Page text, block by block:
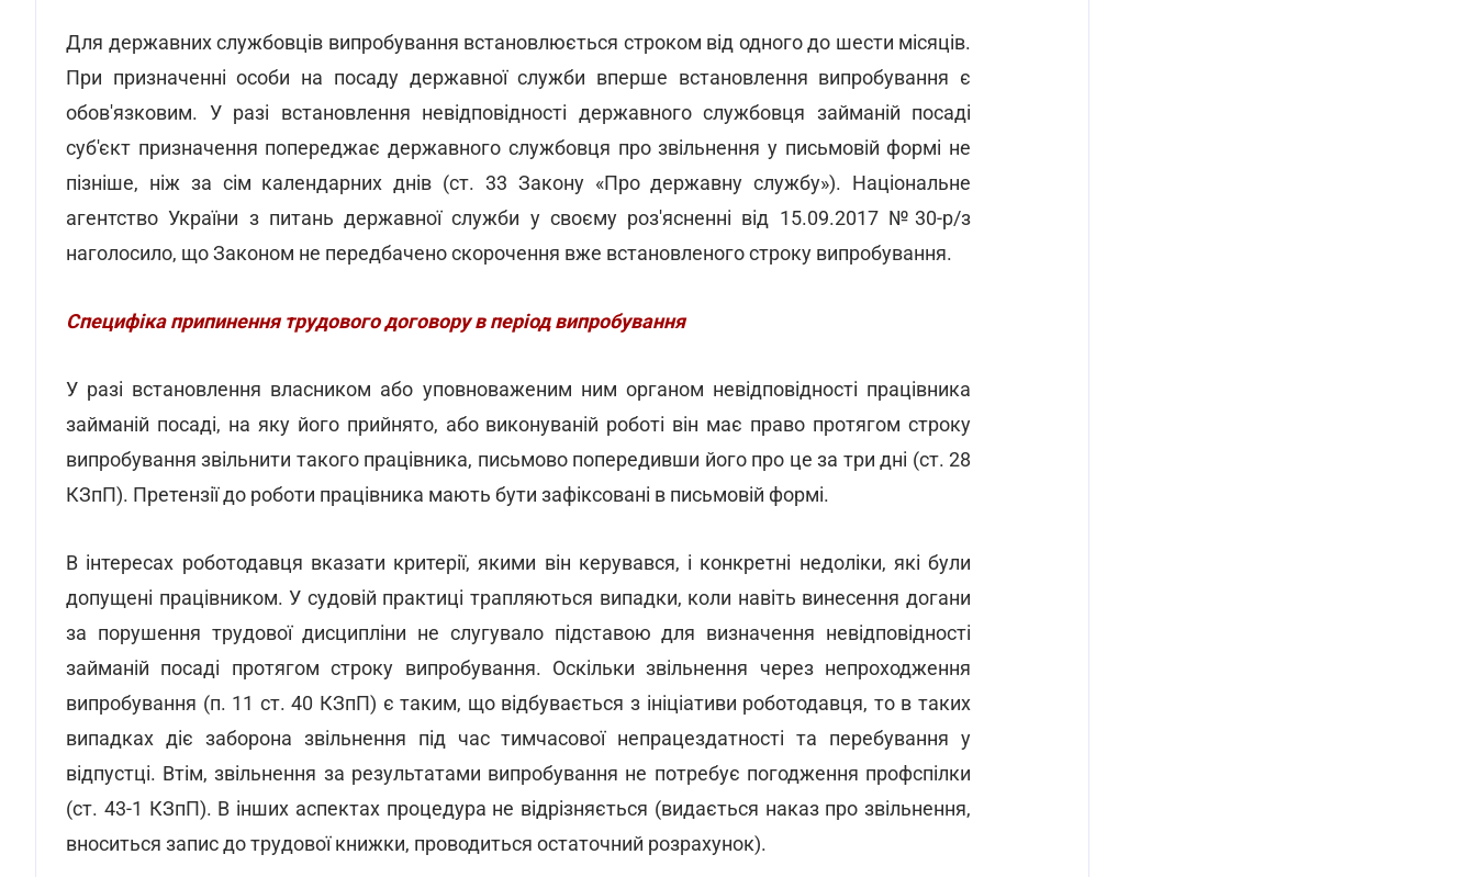
Для державних службовців випробування встановлюється строком від одного до шести місяців.
При призначенні особи на посаду державної служби вперше встановлення випробування є
обов'язковим. У разі встановлення невідповідності державного службовця займаній посаді
суб'єкт призначення попереджає державного службовця про звільнення у письмовій формі не
пізніше, ніж за сім календарних днів (ст. 33 Закону «Про державну службу»). Національне
агентство України з питань державної служби у своєму роз'ясненні від 15.09.2017 №30-р/з
наголосило, що Законом не передбачено скорочення вже встановленого строку випробування.
Специфіка припинення трудового договору в період випробування
У разі встановлення власником або уповноваженим ним органом невідповідності працівника
займаній посаді, на яку його прийнято, або виконуваній роботі він має право протягом строку
випробування звільнити такого працівника, письмово попередивши його про це за три дні (ст. 28
КЗпП). Претензії до роботи працівника мають бути зафіксовані в письмовій формі.
В інтересах роботодавця вказати критерії, якими він керувався, і конкретні недоліки, які були
допущені працівником. У судовій практиці трапляються випадки, коли навіть винесення догани
за порушення трудової дисципліни не слугувало підставою для визначення невідповідності
займаній посаді протягом строку випробування. Оскільки звільнення через непроходження
випробування (п. 11 ст. 40 КЗпП) є таким, що відбувається з ініціативи роботодавця, то в таких
випадках діє заборона звільнення під час тимчасової непрацездатності та перебування у
відпустці. Втім, звільнення за результатами випробування не потребує погодження профспілки
(ст. 43-1 КЗпП). В інших аспектах процедура не відрізняється (видається наказ про звільнення,
вноситься запис до трудової книжки, проводиться остаточний розрахунок).